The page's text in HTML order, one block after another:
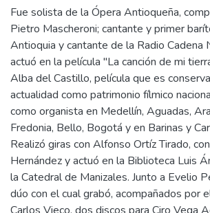
Fue solista de la Ópera Antioqueña,
Pietro Mascheroni; cantante y primer
Antioquia y cantante de la Radio Cadena
actuó en la película "La canción de mi
Alba del Castillo, película que es
actualidad como patrimonio fílmico
como organista en Medellín, Aguadas,
Fredonia, Bello, Bogotá y en Barinas y
Realizó giras con Alfonso Ortíz Tirado,
Hernández y actuó en la Biblioteca Luis
la Catedral de Manizales. Junto a Evelio
dúo con el cual grabó, acompañados por